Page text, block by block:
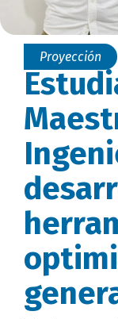
Proyección